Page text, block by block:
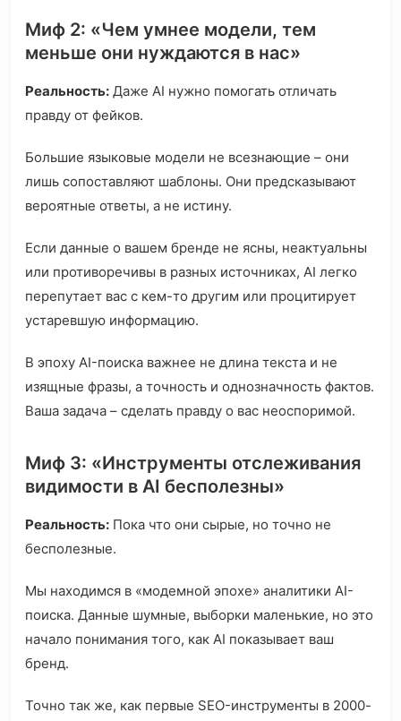
Миф 2: «Чем умнее модели, тем
меньше они нуждаются в нас»
Реальность: Даже AI нужно помогать отличать
правду от фейков.
Большие языковые модели не всезнающие – они
лишь сопоставляют шаблоны. Они предсказывают
вероятные ответы, а не истину.
Если данные о вашем бренде не ясны, неактуальны
или противоречивы в разных источниках, AI легко
перепутает вас с кем-то другим или процитирует
устаревшую информацию.
В эпоху AI-поиска важнее не длина текста и не
изящные фразы, а точность и однозначность фактов.
Ваша задача – сделать правду о вас неоспоримой.
Миф 3: «Инструменты отслеживания
видимости в AI бесполезны»
Реальность: Пока что они сырые, но точно не
бесполезные.
Мы находимся в «модемной эпохе» аналитики AI-
поиска. Данные шумные, выборки маленькие, но это
начало понимания того, как AI показывает ваш
бренд.
Точно так же, как первые SEO-инструменты в 2000-